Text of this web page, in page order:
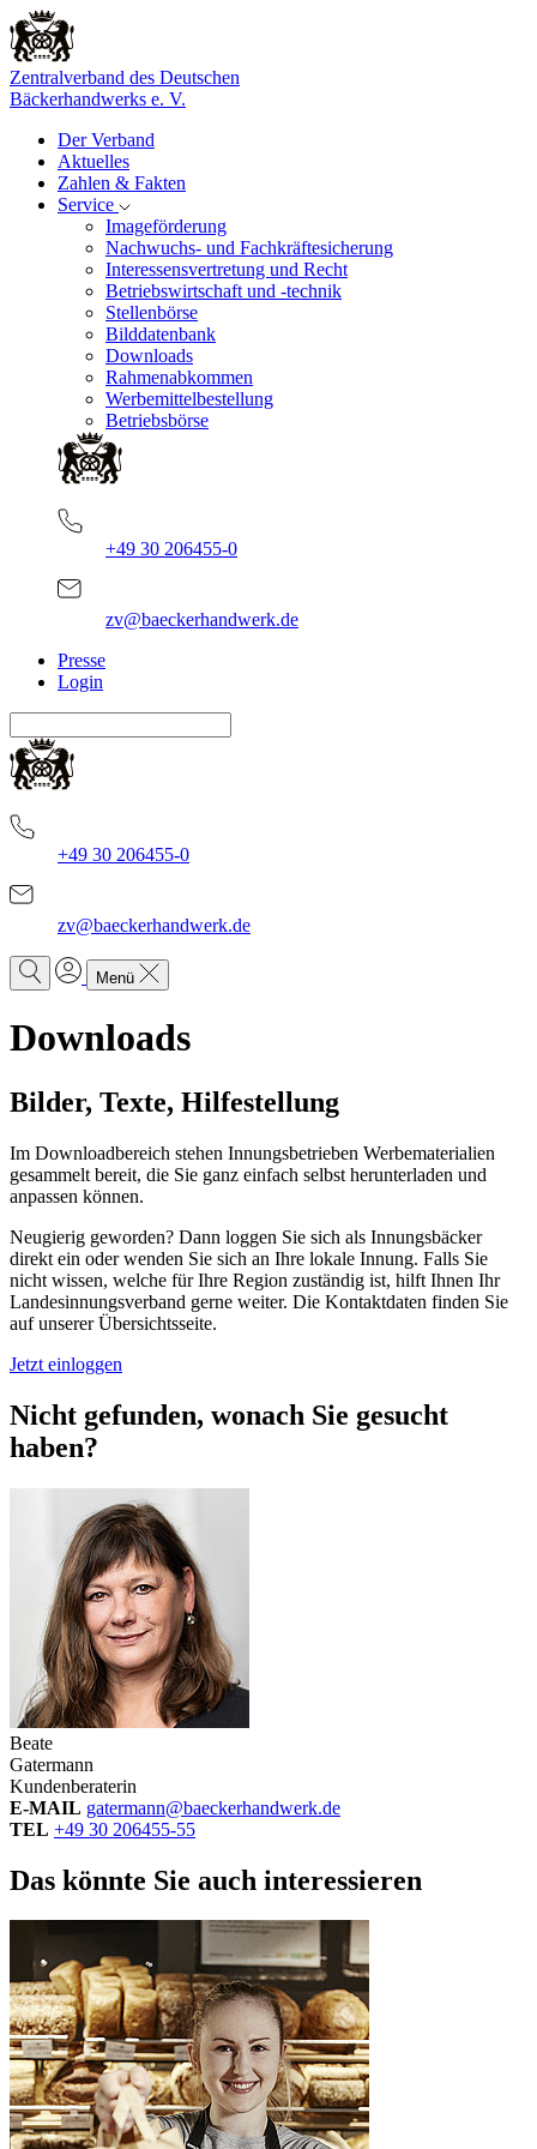
Zentralverband des Deutschen
Bäckerhandwerks e. V.
Der Verband
Aktuelles
Zahlen & Fakten
Service
Imageförderung
Nachwuchs- und Fachkräftesicherung
Interessensvertretung und Recht
Betriebswirtschaft und -technik
Stellenbörse
Bilddatenbank
Downloads
Rahmenabkommen
Werbemittelbestellung
Betriebsbörse
+49 30 206455-0
zv@baeckerhandwerk.de
Presse
Login
+49 30 206455-0
zv@baeckerhandwerk.de
Menü
Downloads
Bilder, Texte, Hilfestellung
Im Downloadbereich stehen Innungsbetrieben Werbematerialien
gesammelt bereit, die Sie ganz einfach selbst herunterladen und
anpassen können.
Neugierig geworden? Dann loggen Sie sich als Innungsbäcker
direkt ein oder wenden Sie sich an Ihre lokale Innung. Falls Sie
nicht wissen, welche für Ihre Region zuständig ist, hilft Ihnen Ihr
Landesinnungsverband gerne weiter. Die Kontaktdaten finden Sie
auf unserer Übersichtsseite.
Jetzt einloggen
Nicht gefunden, wonach Sie gesucht
haben?
Beate
Gatermann
Kundenberaterin
E-MAIL gatermann@baeckerhandwerk.de
TEL +49 30 206455-55
Das könnte Sie auch interessieren